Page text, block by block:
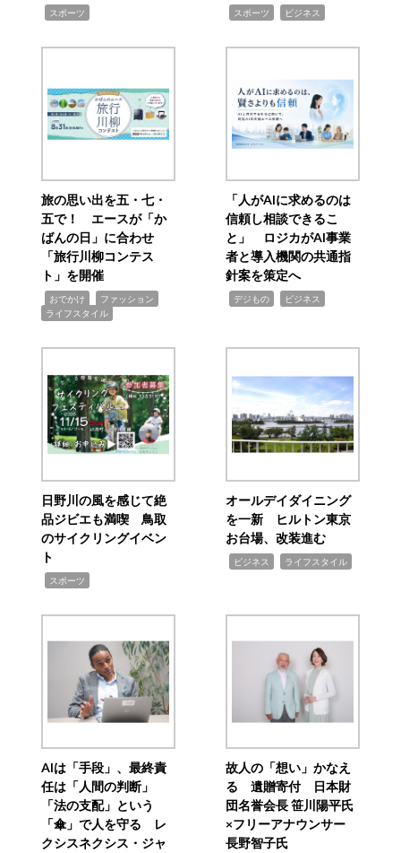
スポーツ スポーツ ビジネス
旅の思い出を五・七・
五で！ エースが「か
ばんの日」に合わせ
「旅行川柳コンテス
ト」を開催
おでかけ ファッション
ライフスタイル
「人がAIに求めるのは
信頼し相談できるこ
と」 ロジカがAI事業
者と導入機関の共通指
針案を策定へ
デジもの ビジネス
日野川の風を感じて絶
品ジビエも満喫 鳥取
のサイクリングイベン
ト
スポーツ
オールデイダイニング
を一新 ヒルトン東京
お台場、改装進む
ビジネス ライフスタイル
AIは「手段」、最終責
任は「人間の判断」
「法の支配」という
「傘」で人を守る レ
クシスネクシス・ジャ
故人の「想い」かなえ
る 遺贈寄付 日本財
団名誉会長 笹川陽平氏
×フリーアナウンサー
長野智子氏